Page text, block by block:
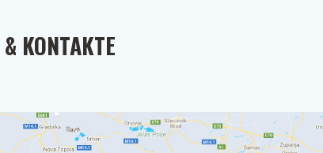
KONTAKTE